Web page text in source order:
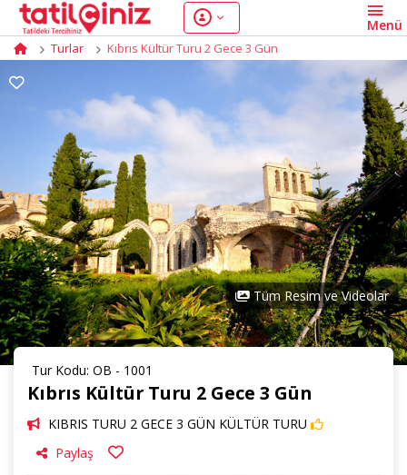
Turlar Kıbrıs Kültür Turu 2 Gece 3 Gün
Tüm Resim ve Videolar
Tur Kodu: OB - 1001
Kıbrıs Kültür Turu 2 Gece 3 Gün
KIBRIS TURU 2 GECE 3 GÜN KÜLTÜR TURU
Paylaş